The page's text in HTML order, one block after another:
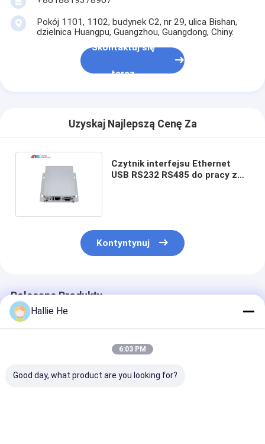
Pokój 1101, 1102, budynek C2, nr 29, ulica Bishan,
dzielnica Huangpu, Guangzhou, Guangdong, Chiny.
Skontaktuj się
teraz
Uzyskaj Najlepszą Cenę Za
Czytnik interfejsu Ethernet
USB RS232 RS485 do pracy z
Kontyntynuj
Polecane Produkty
Hallie He
6:03 PM
Good day, what product are you looking for?